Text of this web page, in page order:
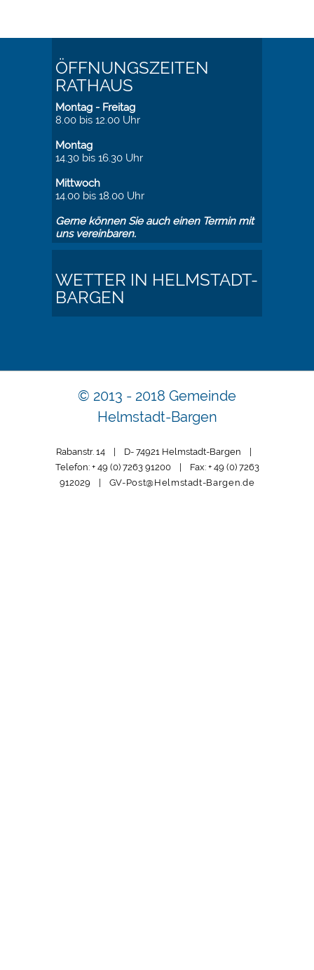
ÖFFNUNGSZEITEN
RATHAUS
Montag - Freitag
8.00 bis 12.00 Uhr
Montag
14.30 bis 16.30 Uhr
Mittwoch
14.00 bis 18.00 Uhr
Gerne können Sie auch einen Termin mit
uns vereinbaren.
WETTER IN HELMSTADT-
BARGEN
© 2013 - 2018 Gemeinde
Helmstadt-Bargen
Rabanstr. 14 | D- 74921 Helmstadt-Bargen |
Telefon: + 49 (0) 7263 91200 | Fax: + 49 (0) 7263
912029 | GV-Post@Helmstadt-Bargen.de